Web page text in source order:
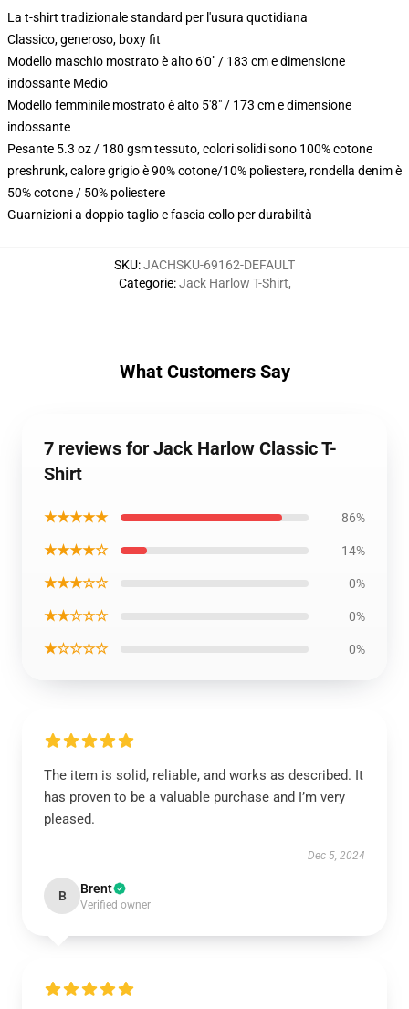
La t-shirt tradizionale standard per l'usura quotidiana
Classico, generoso, boxy fit
Modello maschio mostrato è alto 6'0" / 183 cm e dimensione
indossante Medio
Modello femminile mostrato è alto 5'8" / 173 cm e dimensione
indossante
Pesante 5.3 oz / 180 gsm tessuto, colori solidi sono 100% cotone
preshrunk, calore grigio è 90% cotone/10% poliestere, rondella denim è
50% cotone / 50% poliestere
Guarnizioni a doppio taglio e fascia collo per durabilità
SKU:JACHSKU-69162-DEFAULT
Categorie:Jack Harlow T-Shirt,
What Customers Say
7 reviews for Jack Harlow Classic T-
Shirt
★★★★★ 86%
★★★★☆ 14%
★★★☆☆ 0%
★★☆☆☆ 0%
★☆☆☆☆ 0%
The item is solid, reliable, and works as described. It
has proven to be a valuable purchase and I’m very
pleased.
Dec 5, 2024
B Brent
Verified owner